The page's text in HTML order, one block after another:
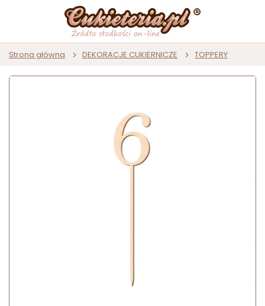
Strona główna DEKORACJE CUKIERNICZE TOPPERY